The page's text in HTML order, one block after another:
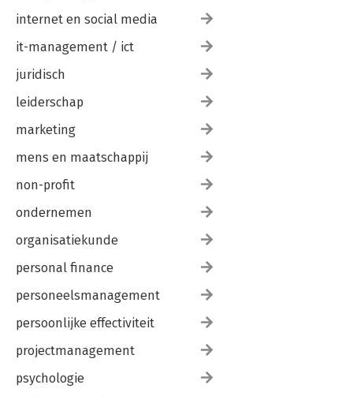
internet en social media
it-management / ict
juridisch
leiderschap
marketing
mens en maatschappij
non-profit
ondernemen
organisatiekunde
personal finance
personeelsmanagement
persoonlijke effectiviteit
projectmanagement
psychologie